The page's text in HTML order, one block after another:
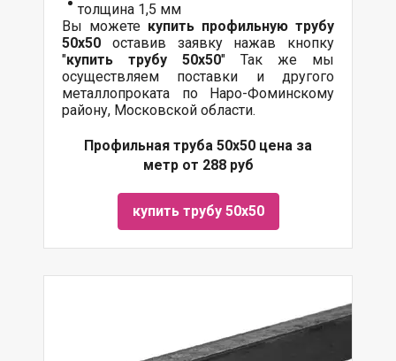
толщина 1,5 мм
Вы можете купить профильную трубу
50х50 оставив заявку нажав кнопку
"купить трубу 50х50" Так же мы
осуществляем поставки и другого
металлопроката по Наро-Фоминскому
району, Московской области.
Профильная труба 50х50 цена за
метр от 288 руб
купить трубу 50х50